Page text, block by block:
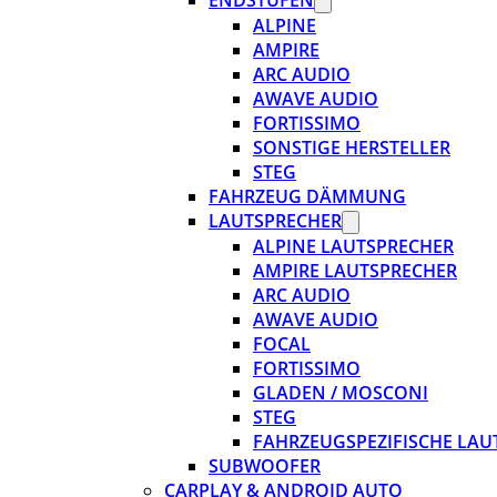
ALPINE
AMPIRE
ARC AUDIO
AWAVE AUDIO
FORTISSIMO
SONSTIGE HERSTELLER
STEG
FAHRZEUG DÄMMUNG
LAUTSPRECHER
ALPINE LAUTSPRECHER
AMPIRE LAUTSPRECHER
ARC AUDIO
AWAVE AUDIO
FOCAL
FORTISSIMO
GLADEN / MOSCONI
STEG
FAHRZEUGSPEZIFISCHE
SUBWOOFER
CARPLAY & ANDROID AUTO